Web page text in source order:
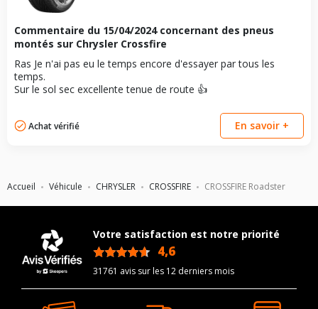
Accueil Véhicule CHRYSLER CROSSFIRE CROSSFIRE Roadster
Commentaire du 15/04/2024concernant des pneus
montés sur Chrysler Crossfire
Ras Je n'ai pas eu le temps encore d'essayer par tous les
temps.
Sur le sol sec excellente tenue de route 👍
Achat vérifié En savoir +
Votre satisfaction est notre priorité
4,6
31761 avis sur les 12 derniers mois